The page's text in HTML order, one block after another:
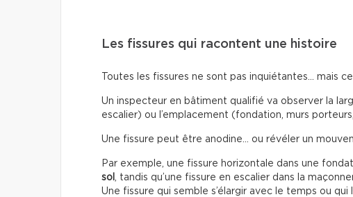
Les fissures qui racontent une histoire
Toutes les fissures ne sont pas inquiétantes… mais
Un inspecteur en bâtiment qualifié va observer la
escalier) ou l’emplacement (fondation, murs
Une fissure peut être anodine… ou révéler un
Par exemple, une fissure horizontale dans une
sol
, tandis qu’une fissure en escalier dans la
Une fissure qui semble s’élargir avec le temps ou